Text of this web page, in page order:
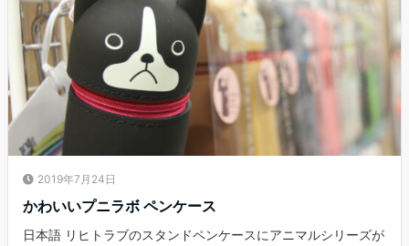
2019年7月24日
かわいいプニラボ ペンケース
日本語 リヒトラブのスタンドペンケースにアニマルシリーズが